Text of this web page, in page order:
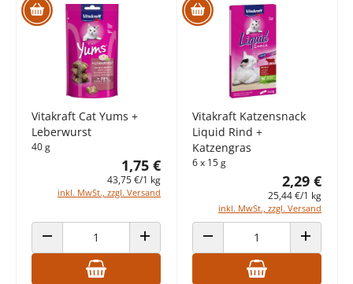
Vitakraft Cat Yums +
Leberwurst
40 g
1,75 €
43,75 €/1 kg
inkl. MwSt., zzgl. Versand
ANZAHL VERRINGERN ANZAHL ERHÖHEN
Vitakraft Katzensnack
Liquid Rind +
Katzengras
6 x 15 g
2,29 €
25,44 €/1 kg
inkl. MwSt., zzgl. Versand
ANZAHL VERRINGERN ANZAHL